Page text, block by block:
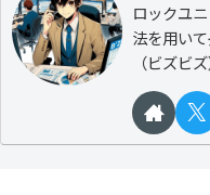
ロックユ
法を用い
（ビズビ